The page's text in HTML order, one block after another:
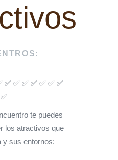
✅ ✅ ✅ ✅ ✅ ✅ ✅
✅
te puedes
los atractivos que
y sus entornos: